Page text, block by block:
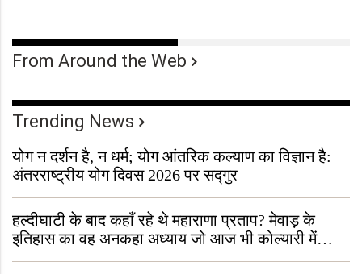
From Around the Web
Trending News
योग न दर्शन है, न धर्म; योग आंतरिक कल्याण का विज्ञान है:
अंतरराष्ट्रीय योग दिवस 2026 पर सद्गुर
हल्दीघाटी के बाद कहाँ रहे थे महाराणा प्रताप? मेवाड़ के
इतिहास का वह अनकहा अध्याय जो आज भी कोल्यारी में
जीवित है